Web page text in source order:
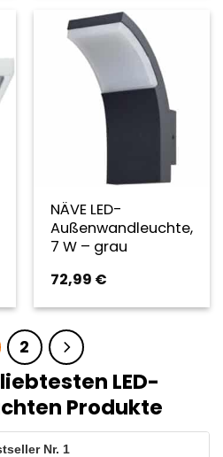
NÄVE LED-
Außenwandleuchte,
7 W – grau
72,99 €
2
LED-
Produkte
1